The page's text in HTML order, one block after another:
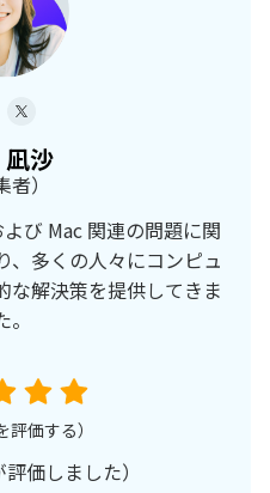
沙
者）
び Mac 関連の問題に関
、多くの人々にコンピュ
な解決策を提供してきま
。
評価する）
評価しました）